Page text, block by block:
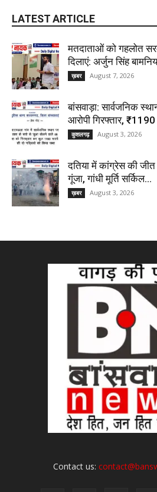
LATEST ARTICLE
मतदाताओं को गहलोत
दिलाएं: अर्जुन सिंह
ख़बर August 7, 2026
बांसवाड़ा: सार्वजनिक
आरोपी गिरफ्तार,
कुशलगढ़ August 3, 2026
दतिया में कांग्रेस की
गूंजा, गांधी मूर्ति सर्किल...
ख़बर August 3, 2026
Contact us: